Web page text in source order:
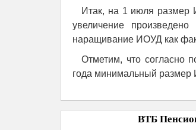
Итак, на 1 июля размер
увеличение
наращивание ИОУД как
Отметим, что согласно
года минимальный
ВТБ